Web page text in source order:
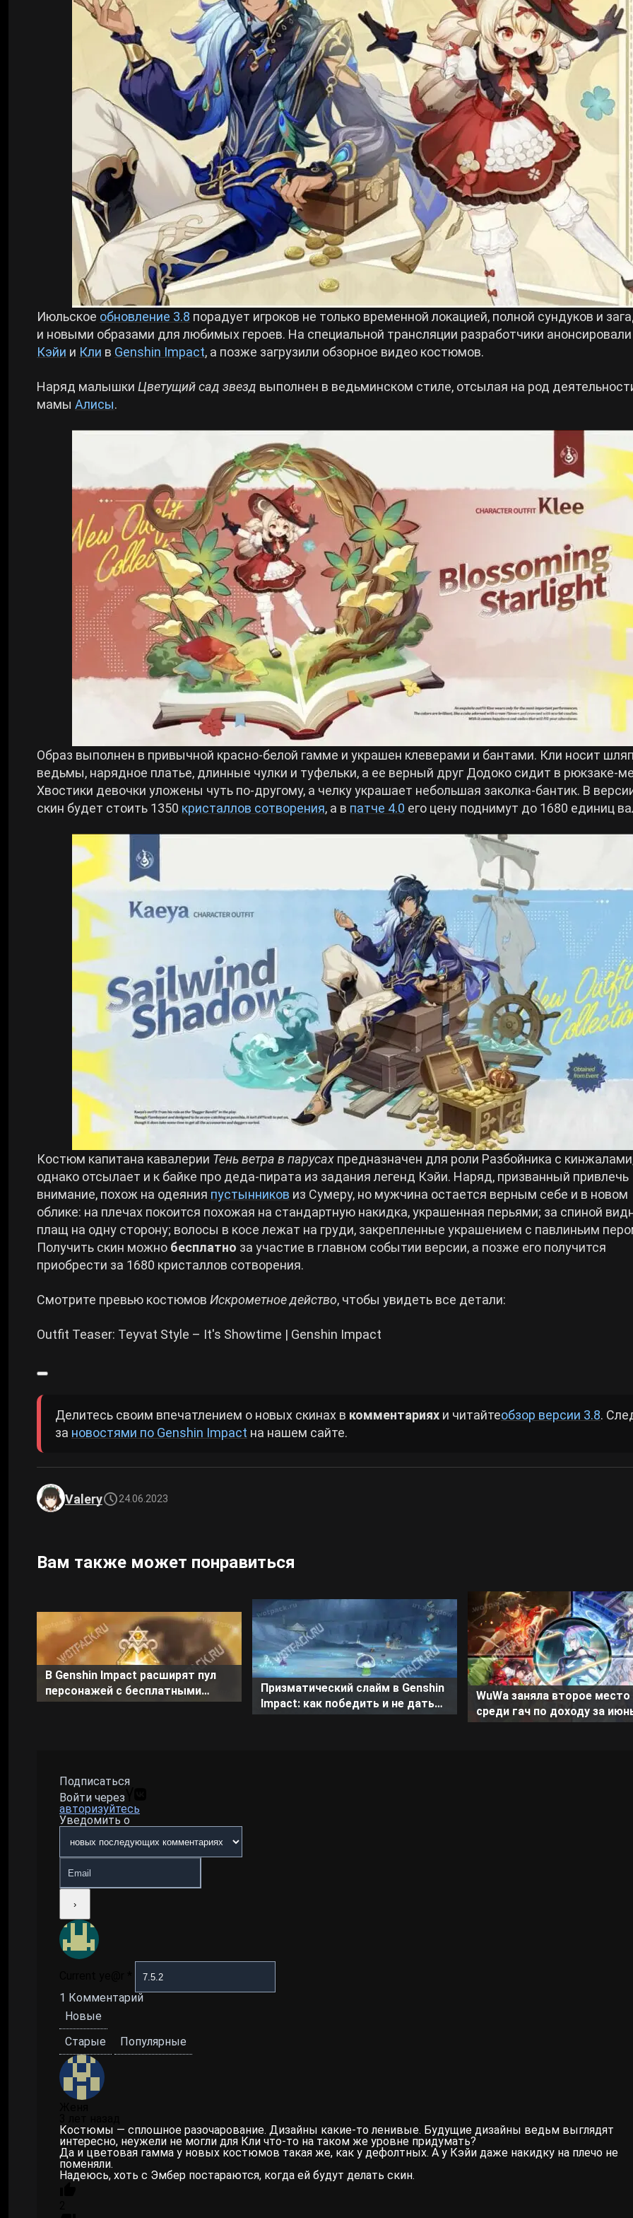
Crimson Desert
Zenless Zone Zero
Kingdom Come: Deliverance 2
Path of Exile 2
Wuthering Waves
Hogwarts Legacy
Cyberpunk 2077
Все игры
Билды Arknights: Endfield
Билды Wuthering Waves
Билды Cyberpunk 2077
Билды Path of Exile 2
Июльское обновление 3.8 порадует игроков не только временной локацией, полной сундуков и
и новыми образами для любимых героев. На специальной трансляции разработчики
Кэйи и Кли в Genshin Impact, а позже загрузили обзорное видео костюмов.
Наряд малышки Цветущий сад звезд выполнен в ведьминском стиле, отсылая на род
мамы Алисы.
Образ выполнен в привычной красно-белой гамме и украшен клеверами и бантами. Кли носит
ведьмы, нарядное платье, длинные чулки и туфельки, а ее верный друг Додоко сидит в рюкзаке-
Хвостики девочки уложены чуть по-другому, а челку украшает небольшая заколка-бантик. В
скин будет стоить 1350 кристаллов сотворения, а в патче 4.0 его цену поднимут до 1680 единиц
Костюм капитана кавалерии Тень ветра в парусах предназначен для роли Разбойника с
однако отсылает и к байке про деда-пирата из задания легенд Кэйи. Наряд, призванный привлечь
внимание, похож на одеяния пустынников из Сумеру, но мужчина остается верным себе и в новом
облике: на плечах покоится похожая на стандартную накидка, украшенная перьями; за спиной
плащ на одну сторону; волосы в косе лежат на груди, закрепленные украшением с павлиньим
Получить скин можно бесплатно за участие в главном событии версии, а позже его получится
приобрести за 1680 кристаллов сотворения.
Смотрите превью костюмов Искрометное действо, чтобы увидеть все детали:
Outfit Teaser: Teyvat Style – It's Showtime | Genshin Impact
Делитесь своим впечатлением о новых скинах в комментариях и читайтеобзор версии 3.8.
за новостями по Genshin Impact на нашем сайте.
Valery 24.06.2023
Вам также может понравиться
В Genshin Impact расширят пул
персонажей с бесплатными
Призматический слайм в Genshin
Impact: как победить и не дать
WuWa заняла второе место
среди гач по доходу за
Подписаться
Войти через
авторизуйтесь
Уведомить о
1 Комментарий
Новые
Старые
Популярные
Костюмы — сплошное разочарование. Дизайны какие-то ленивые. Будущие дизайны ведьм выглядят
интересно, неужели не могли для Кли что-то на таком же уровне придумать?
Да и цветовая гамма у новых костюмов такая же, как у дефолтных. А у Кэйи даже накидку на плечо не
поменяли.
Надеюсь, хоть с Эмбер постараются, когда ей будут делать скин.